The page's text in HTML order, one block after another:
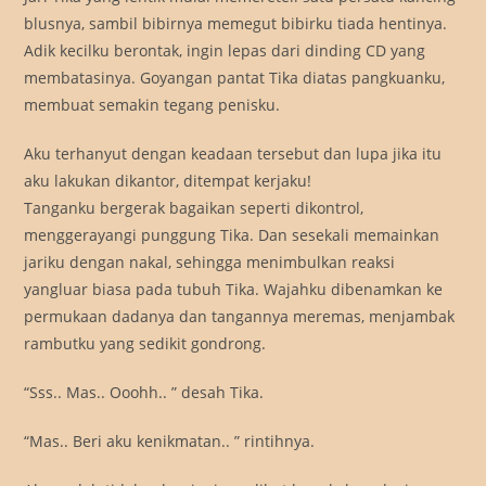
blusnya, sambil bibirnya memegut bibirku tiada hentinya.
Adik kecilku berontak, ingin lepas dari dinding CD yang
membatasinya. Goyangan pantat Tika diatas pangkuanku,
membuat semakin tegang penisku.
Aku terhanyut dengan keadaan tersebut dan lupa jika itu
aku lakukan dikantor, ditempat kerjaku!
Tanganku bergerak bagaikan seperti dikontrol,
menggerayangi punggung Tika. Dan sesekali memainkan
jariku dengan nakal, sehingga menimbulkan reaksi
yangluar biasa pada tubuh Tika. Wajahku dibenamkan ke
permukaan dadanya dan tangannya meremas, menjambak
rambutku yang sedikit gondrong.
“Sss.. Mas.. Ooohh.. ” desah Tika.
“Mas.. Beri aku kenikmatan.. ” rintihnya.